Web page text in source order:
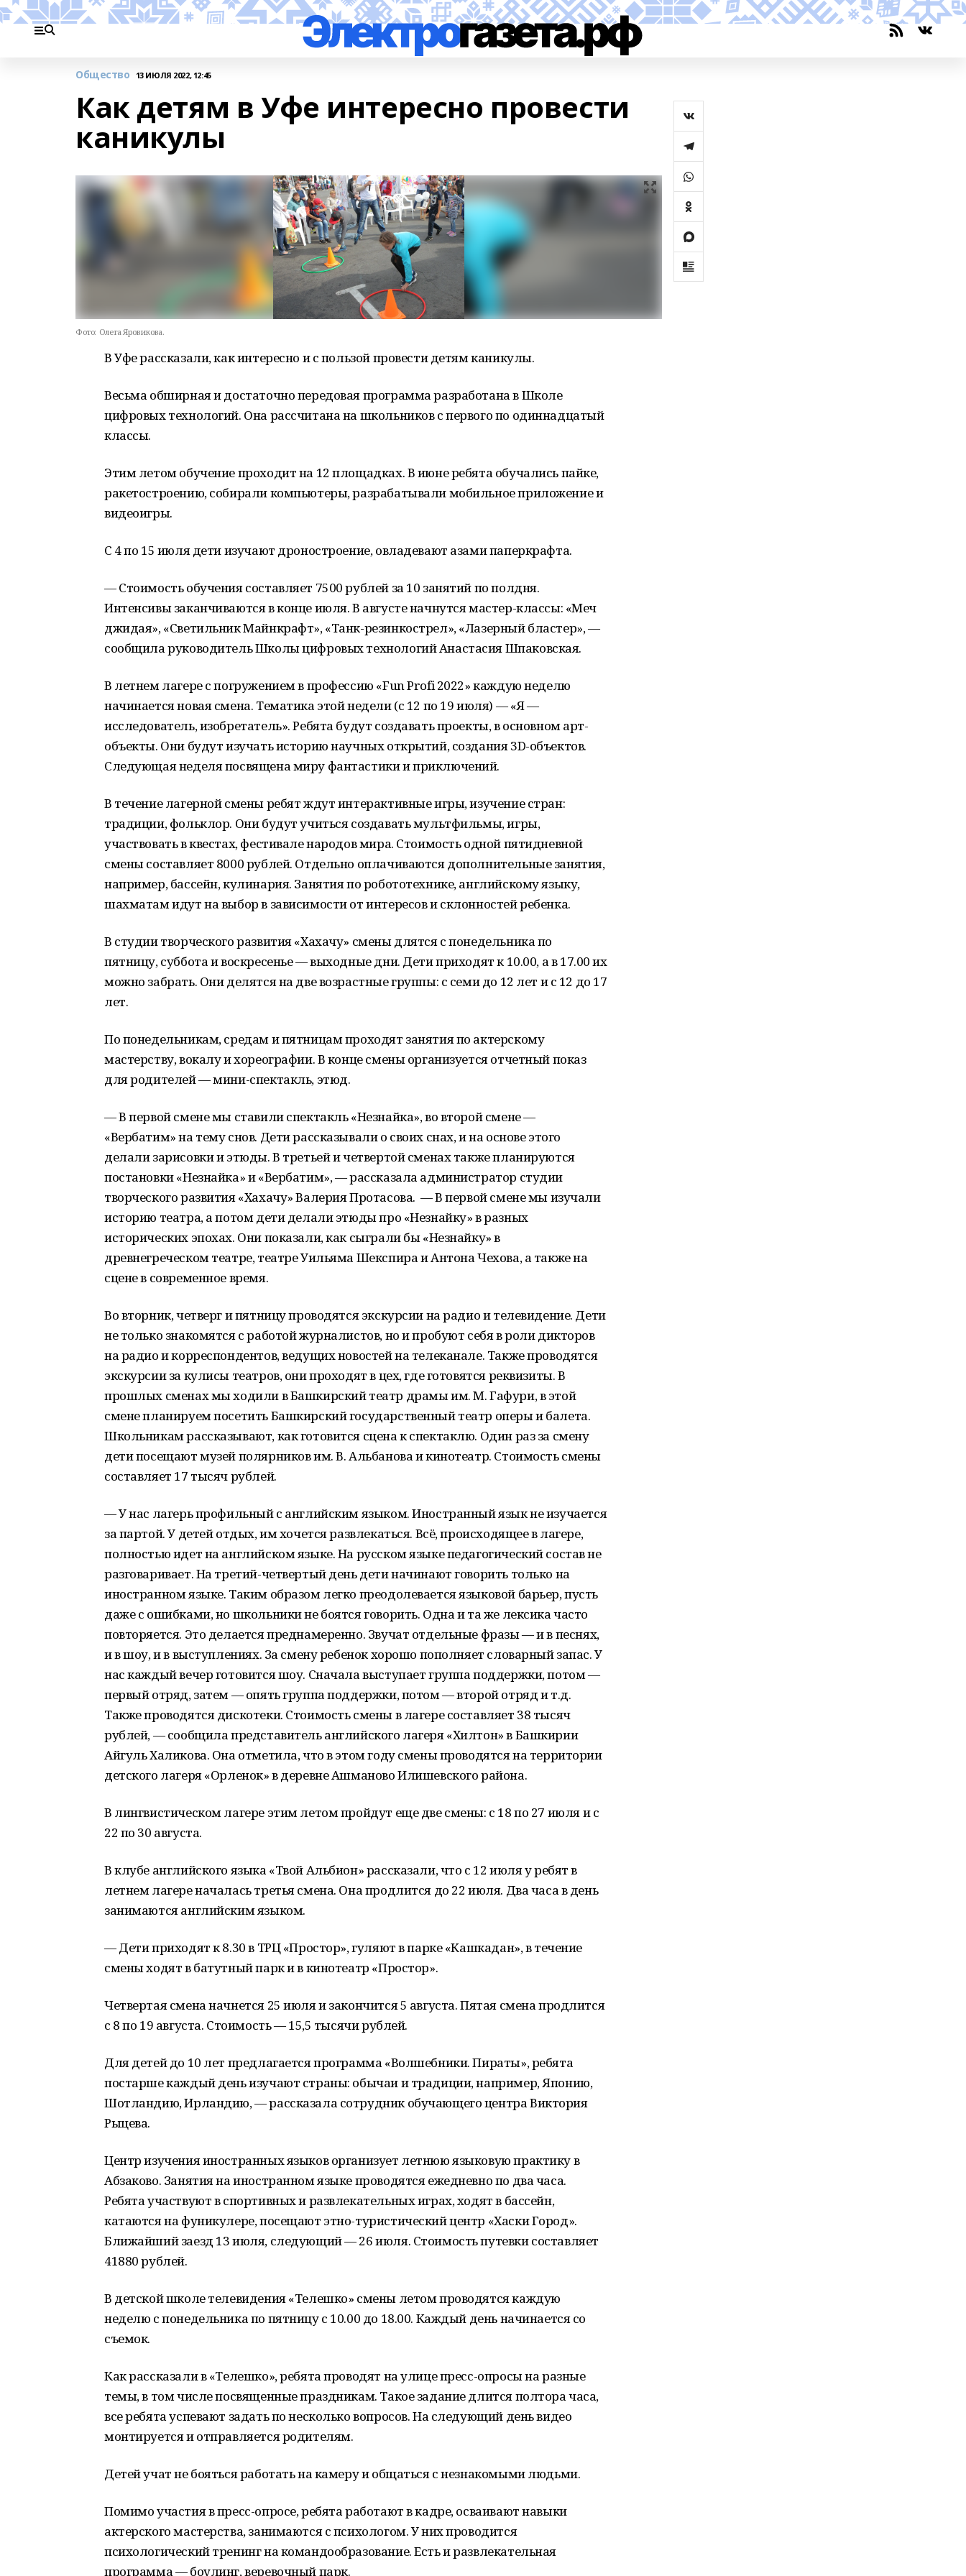
Общество 13 ИЮЛЯ 2022, 12:45
Как детям в Уфе интересно провести
каникулы
Фото: Олега Яровикова.
В Уфе рассказали, как интересно и с пользой провести детям каникулы.
Весьма обширная и достаточно передовая программа разработана в Школе
цифровых технологий. Она рассчитана на школьников с первого по одиннадцатый
классы.
Этим летом обучение проходит на 12 площадках. В июне ребята обучались пайке,
ракетостроению, собирали компьютеры, разрабатывали мобильное приложение и
видеоигры.
С 4 по 15 июля дети изучают дроностроение, овладевают азами паперкрафта.
— Стоимость обучения составляет 7500 рублей за 10 занятий по полдня.
Интенсивы заканчиваются в конце июля. В августе начнутся мастер-классы: «Меч
джидая», «Светильник Майнкрафт», «Танк-резинкострел», «Лазерный бластер», —
сообщила руководитель Школы цифровых технологий Анастасия Шпаковская.
В летнем лагере с погружением в профессию «Fun Profi 2022» каждую неделю
начинается новая смена. Тематика этой недели (с 12 по 19 июля) — «Я —
исследователь, изобретатель». Ребята будут создавать проекты, в основном арт-
объекты. Они будут изучать историю научных открытий, создания 3D-объектов.
Следующая неделя посвящена миру фантастики и приключений.
В течение лагерной смены ребят ждут интерактивные игры, изучение стран:
традиции, фольклор. Они будут учиться создавать мультфильмы, игры,
участвовать в квестах, фестивале народов мира. Стоимость одной пятидневной
смены составляет 8000 рублей. Отдельно оплачиваются дополнительные занятия,
например, бассейн, кулинария. Занятия по робототехнике, английскому языку,
шахматам идут на выбор в зависимости от интересов и склонностей ребенка.
В студии творческого развития «Хахачу» смены длятся с понедельника по
пятницу, суббота и воскресенье — выходные дни. Дети приходят к 10.00, а в 17.00 их
можно забрать. Они делятся на две возрастные группы: с семи до 12 лет и с 12 до 17
лет.
По понедельникам, средам и пятницам проходят занятия по актерскому
мастерству, вокалу и хореографии. В конце смены организуется отчетный показ
для родителей — мини-спектакль, этюд.
— В первой смене мы ставили спектакль «Незнайка», во второй смене —
«Вербатим» на тему снов. Дети рассказывали о своих снах, и на основе этого
делали зарисовки и этюды. В третьей и четвертой сменах также планируются
постановки «Незнайка» и «Вербатим», — рассказала администратор студии
творческого развития «Хахачу» Валерия Протасова. — В первой смене мы изучали
историю театра, а потом дети делали этюды про «Незнайку» в разных
исторических эпохах. Они показали, как сыграли бы «Незнайку» в
древнегреческом театре, театре Уильяма Шекспира и Антона Чехова, а также на
сцене в современное время.
Во вторник, четверг и пятницу проводятся экскурсии на радио и телевидение. Дети
не только знакомятся с работой журналистов, но и пробуют себя в роли дикторов
на радио и корреспондентов, ведущих новостей на телеканале. Также проводятся
экскурсии за кулисы театров, они проходят в цех, где готовятся реквизиты. В
прошлых сменах мы ходили в Башкирский театр драмы им. М. Гафури, в этой
смене планируем посетить Башкирский государственный театр оперы и балета.
Школьникам рассказывают, как готовится сцена к спектаклю. Один раз за смену
дети посещают музей полярников им. В. Альбанова и кинотеатр. Стоимость смены
составляет 17 тысяч рублей.
— У нас лагерь профильный с английским языком. Иностранный язык не изучается
за партой. У детей отдых, им хочется развлекаться. Всё, происходящее в лагере,
полностью идет на английском языке. На русском языке педагогический состав не
разговаривает. На третий-четвертый день дети начинают говорить только на
иностранном языке. Таким образом легко преодолевается языковой барьер, пусть
даже с ошибками, но школьники не боятся говорить. Одна и та же лексика часто
повторяется. Это делается преднамеренно. Звучат отдельные фразы — и в песнях,
и в шоу, и в выступлениях. За смену ребенок хорошо пополняет словарный запас. У
нас каждый вечер готовится шоу. Сначала выступает группа поддержки, потом —
первый отряд, затем — опять группа поддержки, потом — второй отряд и т.д.
Также проводятся дискотеки. Стоимость смены в лагере составляет 38 тысяч
рублей, — сообщила представитель английского лагеря «Хилтон» в Башкирии
Айгуль Халикова. Она отметила, что в этом году смены проводятся на территории
детского лагеря «Орленок» в деревне Ашманово Илишевского района.
В лингвистическом лагере этим летом пройдут еще две смены: с 18 по 27 июля и с
22 по 30 августа.
В клубе английского языка «Твой Альбион» рассказали, что с 12 июля у ребят в
летнем лагере началась третья смена. Она продлится до 22 июля. Два часа в день
занимаются английским языком.
— Дети приходят к 8.30 в ТРЦ «Простор», гуляют в парке «Кашкадан», в течение
смены ходят в батутный парк и в кинотеатр «Простор».
Четвертая смена начнется 25 июля и закончится 5 августа. Пятая смена продлится
с 8 по 19 августа. Стоимость — 15,5 тысячи рублей.
Для детей до 10 лет предлагается программа «Волшебники. Пираты», ребята
постарше каждый день изучают страны: обычаи и традиции, например, Японию,
Шотландию, Ирландию, — рассказала сотрудник обучающего центра Виктория
Рыцева.
Центр изучения иностранных языков организует летнюю языковую практику в
Абзаково. Занятия на иностранном языке проводятся ежедневно по два часа.
Ребята участвуют в спортивных и развлекательных играх, ходят в бассейн,
катаются на фуникулере, посещают этно-туристический центр «Хаски Город».
Ближайший заезд 13 июля, следующий — 26 июля. Стоимость путевки составляет
41880 рублей.
В детской школе телевидения «Телешко» смены летом проводятся каждую
неделю с понедельника по пятницу с 10.00 до 18.00. Каждый день начинается со
съемок.
Как рассказали в «Телешко», ребята проводят на улице пресс-опросы на разные
темы, в том числе посвященные праздникам. Такое задание длится полтора часа,
все ребята успевают задать по несколько вопросов. На следующий день видео
монтируется и отправляется родителям.
Детей учат не бояться работать на камеру и общаться с незнакомыми людьми.
Помимо участия в пресс-опросе, ребята работают в кадре, осваивают навыки
актерского мастерства, занимаются с психологом. У них проводится
психологический тренинг на командообразование. Есть и развлекательная
программа — боулинг, веревочный парк.